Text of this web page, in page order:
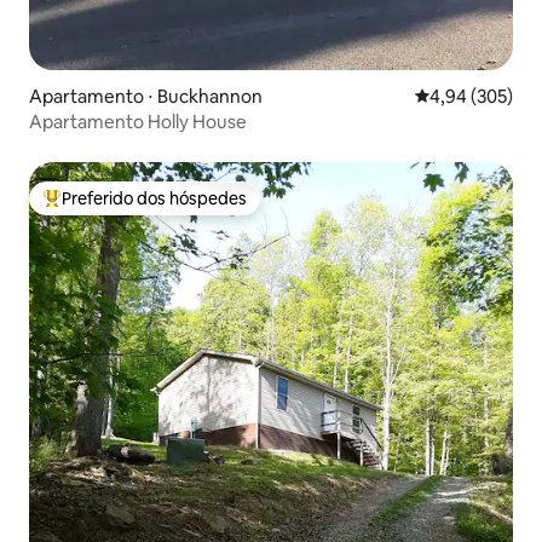
Apartamento ⋅ Buckhannon 4,94 de uma
4,94 (305)
Apartamento Holly House
Entre os melhores preferidos dos hóspedes
Preferido dos hóspedes